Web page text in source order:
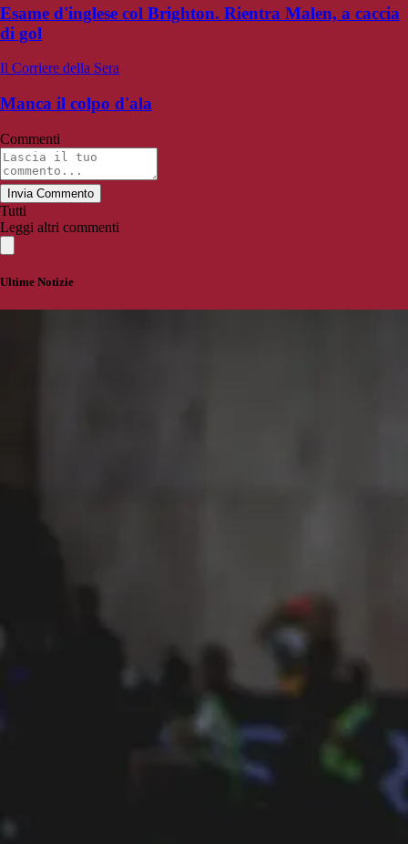
Esame d'inglese col Brighton. Rientra Malen, a caccia
di gol
Il Corriere della Sera
Manca il colpo d'ala
Commenti
Invia Commento
Tutti
Leggi altri commenti
Ultime Notizie